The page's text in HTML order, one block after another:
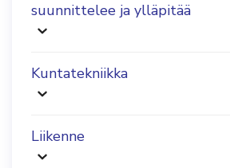
suunnittelee ja ylläpitää
Kuntatekniikka
Liikenne